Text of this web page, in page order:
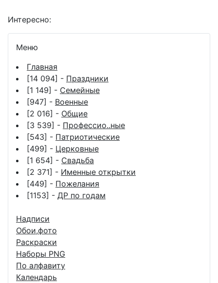
Интересно:
Меню
Главная
[14 094] - Праздники
[1 149] - Семейные
[947] - Военные
[2 016] - Общие
[3 539] - Профессио..ные
[543] - Патриотические
[499] - Церковные
[1 654] - Свадьба
[2 371] - Именные открытки
[449] - Пожелания
[1153] - ДР по годам
Надписи
Обои,фото
Раскраски
Наборы PNG
По алфавиту
Календарь